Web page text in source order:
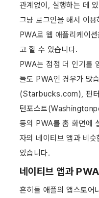
관계없이, 실행하는 데
그냥 로그인을 해서 이
PWA로 웹 애플리케이
고 할 수 있습니다.
PWA는 점점 더 인기를
들도 PWA인 경우가 많
(Starbucks.com), 핀
턴포스트
등의 PWA를 홈 화면에
자의 네이티브 앱과 비
있습니다.
네이티브 앱과
흔히들 애플의 앱스토어